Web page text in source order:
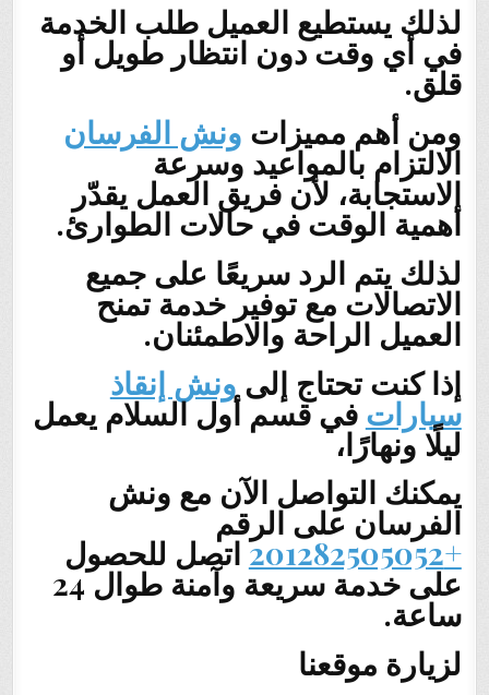
لذلك يستطيع العميل طلب الخدمة
في أي وقت دون انتظار طويل أو
قلق.
ومن أهم مميزات ونش الفرسان
الالتزام بالمواعيد وسرعة
الاستجابة، لأن فريق العمل يقدّر
أهمية الوقت في حالات الطوارئ.
لذلك يتم الرد سريعًا على جميع
الاتصالات مع توفير خدمة تمنح
العميل الراحة والاطمئنان.
إذا كنت تحتاج إلى ونش إنقاذ
سيارات في قسم أول السلام يعمل
ليلًا ونهارًا،
يمكنك التواصل الآن مع ونش
الفرسان على الرقم
+201282505052 اتصل للحصول
على خدمة سريعة وآمنة طوال 24
ساعة.
لزيارة موقعنا